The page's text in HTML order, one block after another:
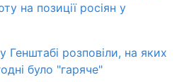
на позиції росіян у
у Генштабі розповіли, на яких
було "гаряче"